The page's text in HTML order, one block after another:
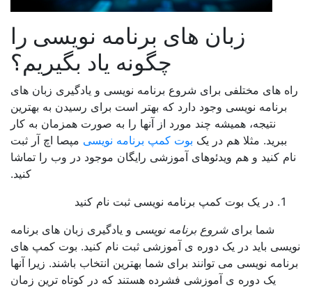
زبان های برنامه نویسی را
چگونه یاد بگیریم؟
مختلفی برای شروع برنامه نویسی و یادگیری زبان های
نویسی وجود دارد که بهتر است برای رسیدن به بهترین
نتیجه، همیشه چند مورد از آنها را به صورت همزمان به کار
مثلا هم در یک بوت کمپ برنامه نویسی مپصا اچ آر ثبت
و هم ویدئوهای آموزشی رایگان موجود در وب را تماشا
در یک بوت کمپ برنامه نویسی ثبت نام کنید
شما برایشروع برنامه نویسی و یادگیری زبان های برنامه
باید در یک دوره ی آموزشی ثبت نام کنید. بوت کمپ های
نویسی می توانند برای شما بهترین انتخاب باشند. زیرا آنها
یک دوره ی آموزشی فشرده هستند که در کوتاه ترین زمان